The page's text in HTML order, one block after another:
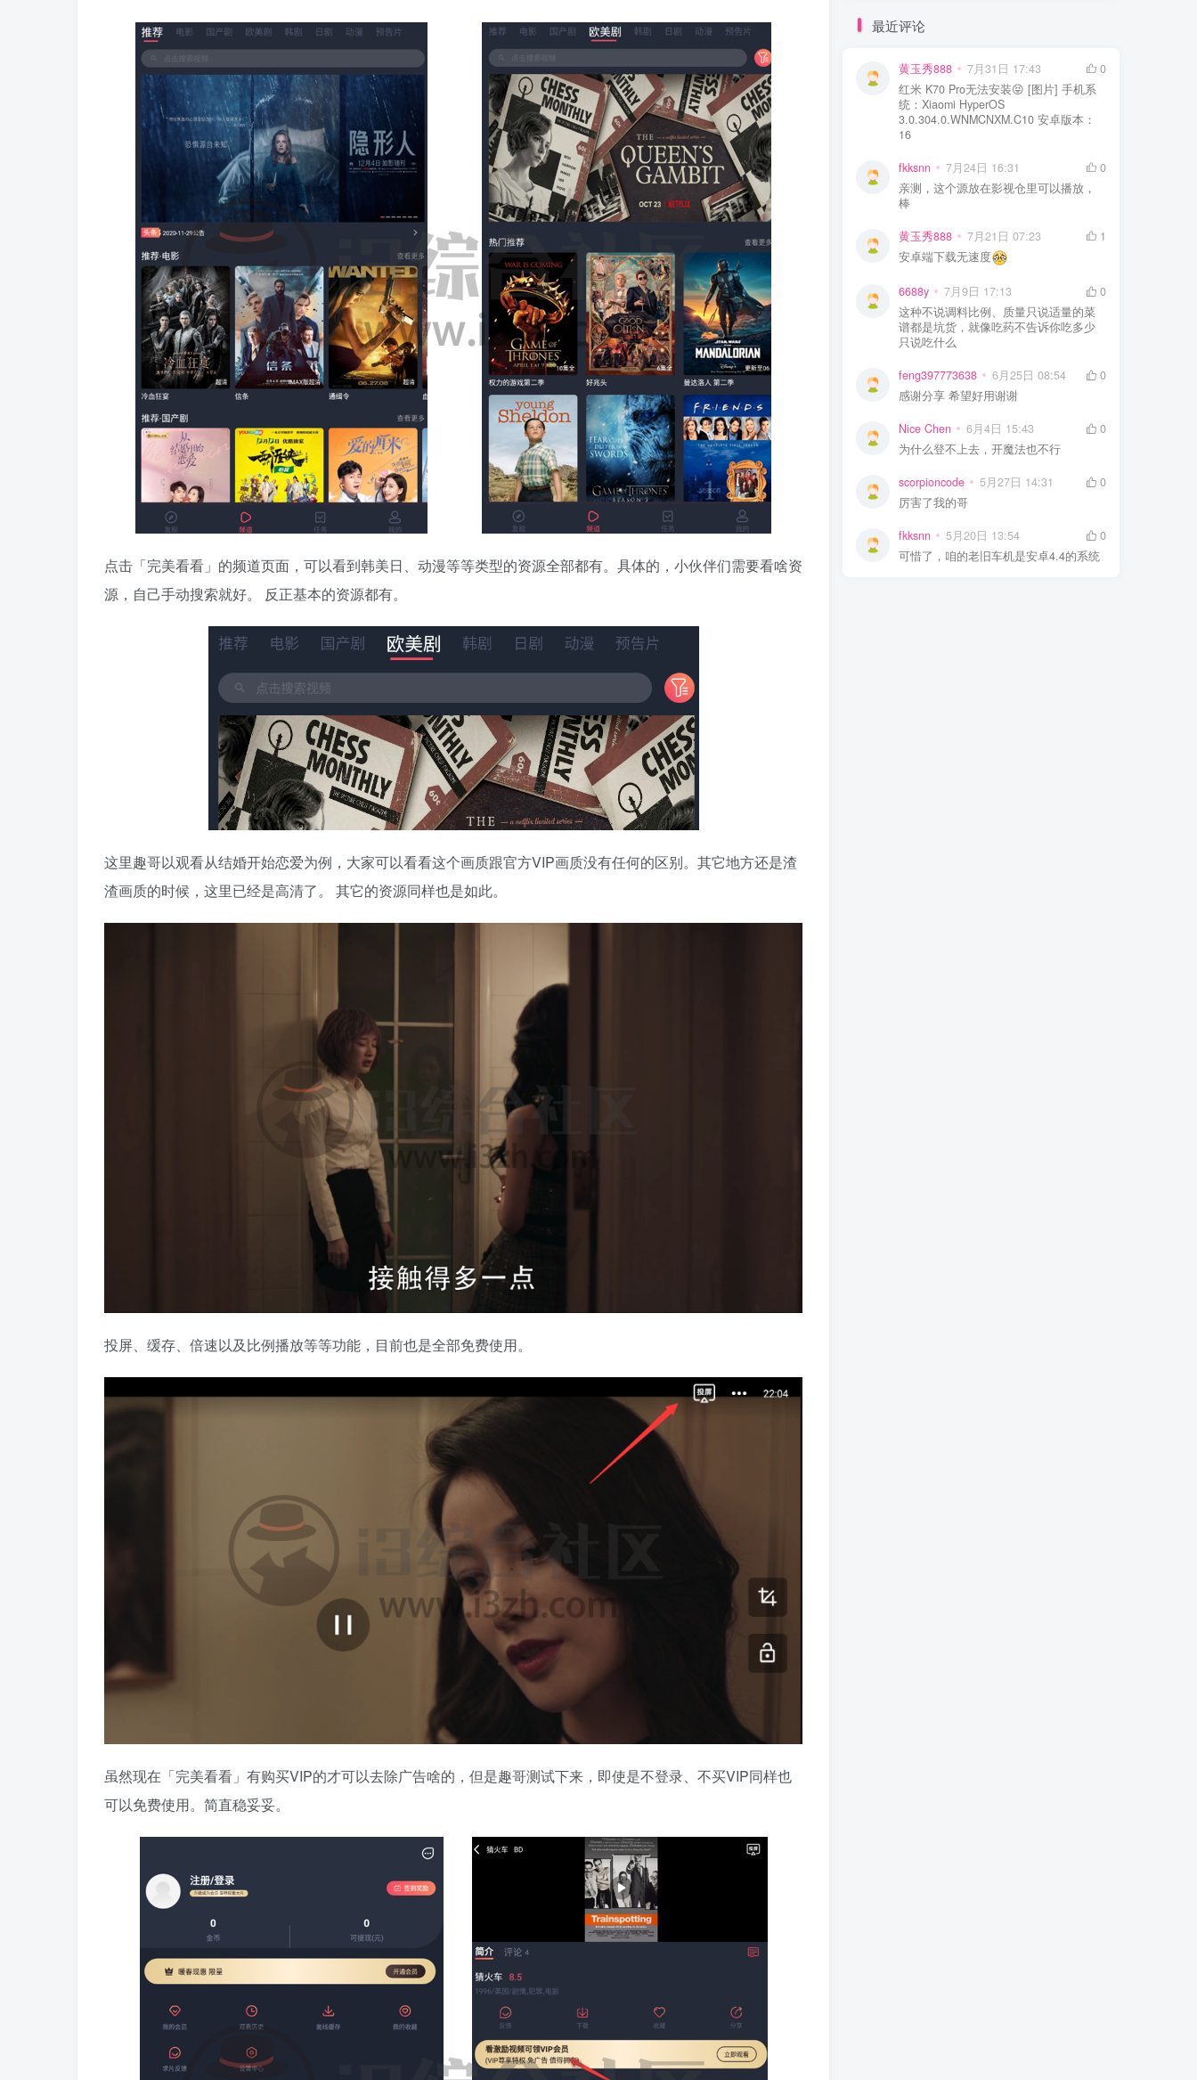
点击「完美看看」的频道页面，可以看到韩美日、动漫等等类型的资源全部都有。具体的，小伙伴们需要看啥资
源，自己手动搜索就好。 反正基本的资源都有。
这里趣哥以观看从结婚开始恋爱为例，大家可以看看这个画质跟官方VIP画质没有任何的区别。其它地方还是渣
渣画质的时候，这里已经是高清了。 其它的资源同样也是如此。
投屏、缓存、倍速以及比例播放等等功能，目前也是全部免费使用。
虽然现在「完美看看」有购买VIP的才可以去除广告啥的，但是趣哥测试下来，即使是不登录、不买VIP同样也
可以免费使用。简直稳妥妥。
最近评论
黄玉秀888 7月31日 17:43
0
红米 K70 Pro无法安装😝 [图片] 手机系
统：Xiaomi HyperOS
3.0.304.0.WNMCNXM.C10 安卓版本：
16
fkksnn 7月24日 16:31
0
亲测，这个源放在影视仓里可以播放，
棒
黄玉秀888 7月21日 07:23
1
安卓端下载无速度
6688y 7月9日 17:13
0
这种不说调料比例、质量只说适量的菜
谱都是坑货，就像吃药不告诉你吃多少
只说吃什么
feng397773638 6月25日 08:54
0
感谢分享 希望好用谢谢
Nice Chen 6月4日 15:43
0
为什么登不上去，开魔法也不行
scorpioncode 5月27日 14:31
0
厉害了我的哥
fkksnn 5月20日 13:54
0
可惜了，咱的老旧车机是安卓4.4的系统